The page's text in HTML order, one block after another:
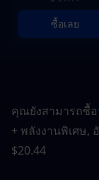
ซื้อเลย
คุณยังสามารถซื้อ
+ พลังงานพิเศษ,
$20.44